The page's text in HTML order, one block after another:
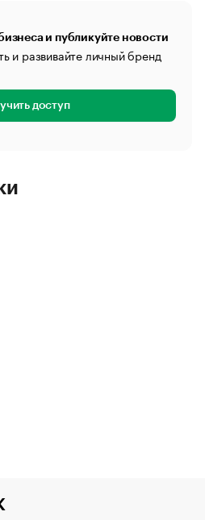
и публикуйте новости
и развивайте личный бренд
доступ